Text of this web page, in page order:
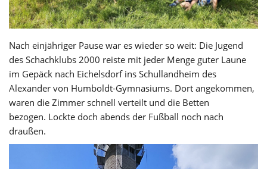
Nach einjähriger Pause war es wieder so weit: Die Jugend
des Schachklubs 2000 reiste mit jeder Menge guter Laune
im Gepäck nach Eichelsdorf ins Schullandheim des
Alexander von Humboldt-Gymnasiums. Dort angekommen,
waren die Zimmer schnell verteilt und die Betten
bezogen. Lockte doch abends der Fußball noch nach
draußen.